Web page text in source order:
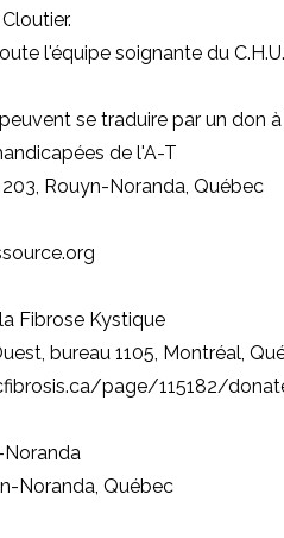
l'équipe soignante du
se traduire par un don à
de l'A-T
Rouyn-Noranda, Québec
Fibrose Kystique
bureau 1105, Montréal,
page/115182/
Noranda
Noranda, Québec